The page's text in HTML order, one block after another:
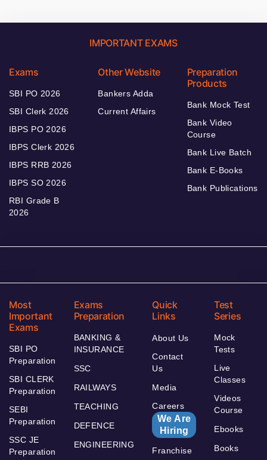
IMPORTANT EXAMS
Exams
SBI PO 2026
SBI Clerk 2026
IBPS PO 2026
IBPS Clerk 2026
IBPS RRB 2026
IBPS SO 2026
RBI Grade B
2026
Other Website
Bankers Adda
Current Affairs
Preparation
Products
Bank Mock Test
Bank Video
Course
Bank Live Batch
Bank E-Books
Bank Publications
Most
Important
Exams
SBI PO
Preparation
SBI CLERK
Preparation
SEBI
Preparation
SSC JE
Preparation
Exams
Preparation
BANKING &
INSURANCE
SSC
RAILWAYS
TEACHING
DEFENCE
ENGINEERING
Quick
Links
About Us
Contact
Us
Media
Careers
We Are
Hiring
Franchise
Test
Series
Mock
Tests
Live
Classes
Videos
Course
Ebooks
Books